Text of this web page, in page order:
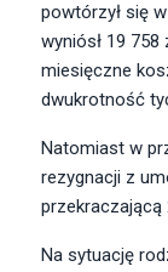
powtórzył się
wyniósł 19 758
miesięczne
dwukrotność
Natomiast w
rezygnacji z
przekraczającą
Na sytuację